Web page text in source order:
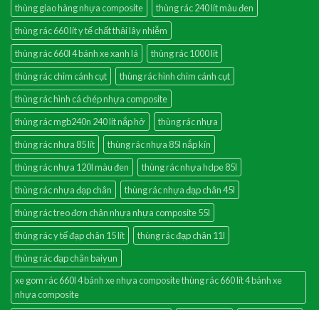
thùng giao hàng nhựa composite
thùng rác 240 lít màu đen
thùng rác 660 lít y tế chất thải lây nhiễm
thùng rác 660l 4 bánh xe xanh lá
thùng rác 1000 lít
thùng rác chim cánh cụt
thùng rác hình chim cánh cụt
thùng rác hình cá chép nhựa composite
thùng rác mgb240n 240 lít nắp hở
thùng rác nhựa
thùng rác nhựa 85 lít
thùng rác nhựa 85l nắp kín
thùng rác nhựa 120l màu đen
thùng rác nhựa hdpe 85l
thùng rác nhựa đạp chân
thùng rác nhựa đạp chân 45l
thùng rác treo đơn chân nhựa nhựa composite 55l
thùng rác y tế đạp chân 15 lít
thùng rác đạp chân 11l
thùng rác đạp chân baiyun
xe gom rác 660l 4 bánh xe nhựa composite thùng rác 660 lít 4 bánh xe
nhựa composite